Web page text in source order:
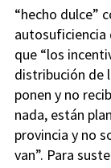
“hecho dulce”
autosuficiencia
que “los
distribución de
ponen y no
nada, están
provincia y no
van”. Para